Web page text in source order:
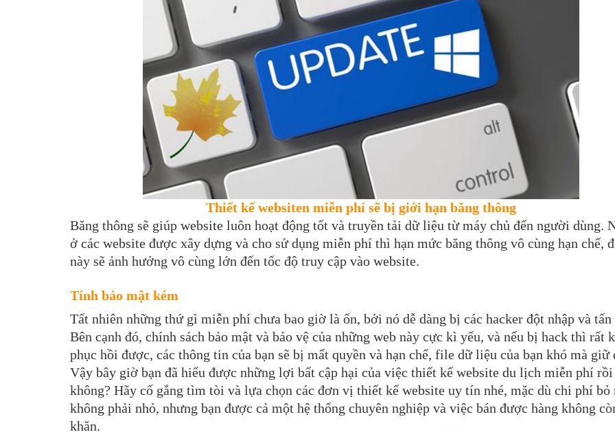
Thiết kế websiten miễn phí sẽ bị giới hạn băng thông
Băng thông sẽ giúp website luôn hoạt động tốt và truyền tải dữ liệu từ máy chủ đến người dùng.
ở các website được xây dựng và cho sử dụng miễn phí thì hạn mức băng thông vô cùng hạn chế,
này sẽ ảnh hưởng vô cùng lớn đến tốc độ truy cập vào website.
Tính bảo mật kém
Tất nhiên những thứ gì miễn phí chưa bao giờ là ổn, bởi nó dễ dàng bị các hacker đột nhập và tấn
Bên cạnh đó, chính sách bảo mật và bảo vệ của những web này cực kì yếu, và nếu bị hack thì rất
phục hồi được, các thông tin của bạn sẽ bị mất quyền và hạn chế, file dữ liệu của bạn khó mà giữ
Vậy bây giờ bạn đã hiểu được những lợi bất cập hại của việc thiết kế website du lịch miễn phí rồi
không? Hãy cố gắng tìm tòi và lựa chọn các đơn vị thiết kế website uy tín nhé, mặc dù chi phí bỏ
không phải nhỏ, nhưng bạn được cả một hệ thống chuyên nghiệp và việc bán được hàng không
khăn.